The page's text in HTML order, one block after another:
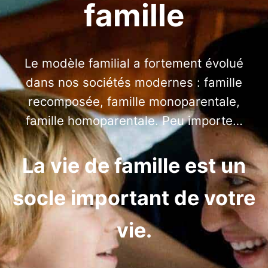
famille
Le modèle familial a fortement évolué
dans nos sociétés modernes : famille
recomposée, famille monoparentale,
famille homoparentale. Peu importe…
La vie de famille est un
socle important de votre
vie.